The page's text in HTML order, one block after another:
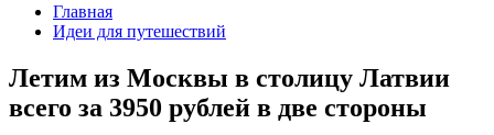
Главная
Идеи для путешествий
Летим из Москвы в столицу Латвии
всего за 3950 рублей в две стороны